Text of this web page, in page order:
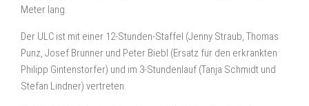
Meter lang.
Der ULC ist mit einer 12-Stunden-Staffel (Jenny Straub, Thomas
Punz, Josef Brunner und Peter Biebl (Ersatz für den erkrankten
Philipp Gintenstorfer) und im 3-Stundenlauf (Tanja Schmidt und
Stefan Lindner) vertreten.